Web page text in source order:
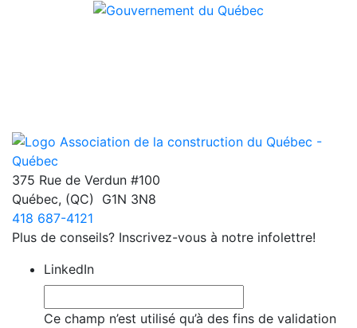
375 Rue de Verdun #100
Québec, (QC)
G1N 3N8
418 687-4121
Plus de conseils? Inscrivez-vous à notre infolettre!
LinkedIn
Ce champ n’est utilisé qu’à des fins de validation